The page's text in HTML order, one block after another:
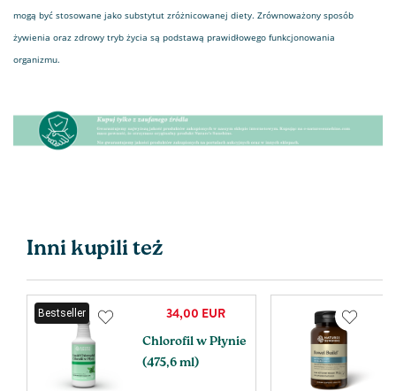
mogą być stosowane jako substytut zróżnicowanej diety. Zrównoważony sposób
żywienia oraz zdrowy tryb życia są podstawą prawidłowego funkcjonowania
organizmu.
Inni kupili też
Bestseller 34,00 EUR
Chlorofil w Płynie
(475,6 ml)